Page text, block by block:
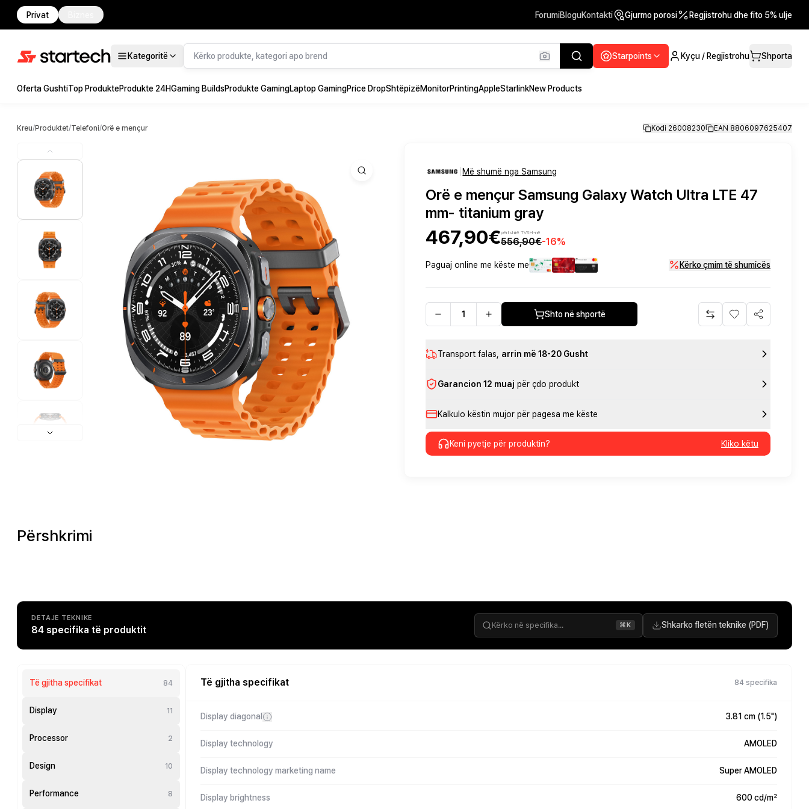
Privat ForumiBloguKontakti Gjurmo porosi Regjistrohu dhe fito 5% ulje
Kategoritë Starpoints Kyçu / Regjistrohu Shporta
Oferta GushtiTop ProdukteProdukte 24HGaming BuildsProdukte GamingLaptop GamingPrice DropShtëpizëMonitorPrintingAppleStarlinkNew Products
Kreu/Produktet/Telefoni/Orë e mençur Kodi 26008230 EAN 8806097625407
|Më shumë nga Samsung
Orë e mençur Samsung Galaxy Watch Ultra LTE 47
mm- titanium gray
467,90€përfshirë TVSH-në
556,90€-16%
Paguaj online me këste me Kërko çmim të shumicës
Shto në shportë
Transport falas arrin më 18-20 Gusht
Garancion 12 muaj për çdo produkt
Kalkulo këstin mujor për pagesa me këste
Keni pyetje për produktin? Kliko këtu
Përshkrimi
DETAJE TEKNIKE
84 specifika të produktit ⌘K Shkarko fletën teknike (PDF)
Të gjitha specifikat 84
Display 11
Processor 2
Design 10
Performance 8
Të gjitha specifikat 84 specifika
Display diagonal 3.81 cm (1.5")
Display technology AMOLED
Display technology marketing name Super AMOLED
Display brightness 600 cd/m²